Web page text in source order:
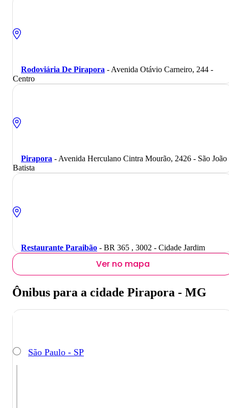
Rodoviária De Pirapora - Avenida Otávio Carneiro, 244 -
Centro
Pirapora - Avenida Herculano Cintra Mourão, 2426 - São João
Batista
Restaurante Paraibão - BR 365 , 3002 - Cidade Jardim
Ver no mapa
Ônibus para a cidade Pirapora - MG
São Paulo - SP